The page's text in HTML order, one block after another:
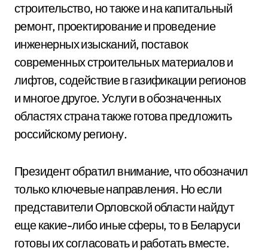
строительство, но также и на капитальный
ремонт, проектирование и проведение
инженерных изысканий, поставок
современных строительных материалов и
лифтов, содействие в газификации регионов
и многое другое. Услуги в обозначенных
областях страна также готова предложить
российскому региону.
Президент обратил внимание, что обозначил
только ключевые направления. Но если
представители Орловской области найдут
еще какие-либо иные сферы, то в Беларуси
готовы их согласовать и работать вместе.